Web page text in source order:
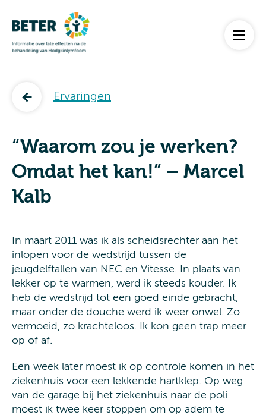
Ervaringen
“Waarom zou je werken?
Omdat het kan!” – Marcel
Kalb
In maart 2011 was ik als scheidsrechter aan het
inlopen voor de wedstrijd tussen de
jeugdelftallen van NEC en Vitesse. In plaats van
lekker op te warmen, werd ik steeds kouder. Ik
heb de wedstrijd tot een goed einde gebracht,
maar onder de douche werd ik weer onwel. Zo
vermoeid, zo krachteloos. Ik kon geen trap meer
op of af.
Een week later moest ik op controle komen in het
ziekenhuis voor een lekkende hartklep. Op weg
van de garage bij het ziekenhuis naar de poli
moest ik twee keer stoppen om op adem te